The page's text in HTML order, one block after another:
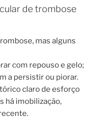
de trombose
mas alguns
com repouso e gelo;
a persistir ou piorar.
claro de esforço
há imobilização,